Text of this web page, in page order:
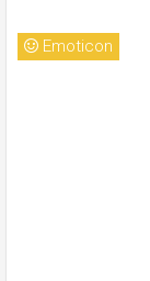
Emoticon